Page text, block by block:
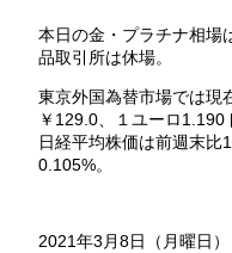
本日の金・プラチナ相場
品取引所は休場。
東京外国為替市場では現
￥129.0、１ユーロ1.190
日経平均株価は前週末比
0.105%。
2021年3月8日（月曜日）